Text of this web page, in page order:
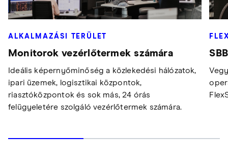
ALKALMAZÁSI TERÜLET
Monitorok vezérlőtermek számára
Ideális képernyőminőség a közlekedési hálózatok,
ipari üzemek, logisztikai központok,
riasztóközpontok és sok más, 24 órás
felügyeletére szolgáló vezérlőtermek számára.